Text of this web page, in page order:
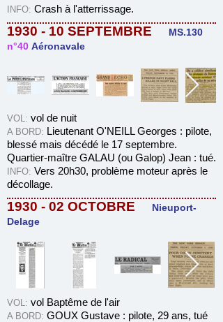
INFO: Crash à l'atterrissage.
1930 - 10 SEPTEMBRE
MS.130
n°40 Aéronavale
VOL: vol de nuit
A BORD: Lieutenant O'NEILL Georges : pilote,
blessé mais décédé le 17 septembre.
Quartier-maître GALAU (ou Galop) Jean : tué.
INFO: Vers 20h30, problème moteur après le
décollage.
1930 - 02 OCTOBRE
Nieuport-
Delage
VOL: vol Baptême de l'air
A BORD: GOUX Gustave : pilote, 29 ans, tué